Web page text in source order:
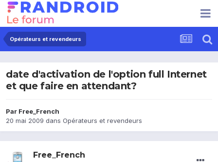
Opérateurs et revendeurs
date d'activation de l'option full Internet
et que faire en attendant?
Par Free_French
20 mai 2009 dans Opérateurs et revendeurs
Free_French